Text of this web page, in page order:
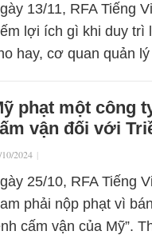
13/11, RFA Tiếng
lợi ích gì khi duy trì
hay, cơ quan quản
phạt một công
vận đối với
10/2024 |
25/10, RFA Tiếng
phải nộp phạt vì
cấm vận của Mỹ”.